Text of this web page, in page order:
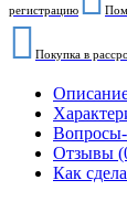
регистрацию
Покупка в
Отзывы
Как